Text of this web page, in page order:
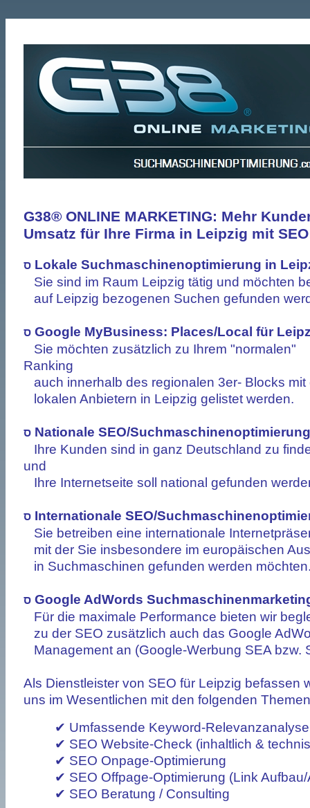
G38® ONLINE MARKETING: Mehr
Umsatz für Ihre Firma in Leipzig mit
ס Lokale Suchmaschinenoptimierung in
Sie sind im Raum Leipzig tätig und möchten
auf Leipzig bezogenen Suchen gefunden
ס Google MyBusiness: Places/Local für
Sie möchten zusätzlich zu Ihrem "normalen"
Ranking
auch innerhalb des regionalen 3er- Blocks mit
lokalen Anbietern in Leipzig gelistet werden.
ס Nationale SEO/Suchmaschinenoptimierung
Ihre Kunden sind in ganz Deutschland zu
und
Ihre Internetseite soll national gefunden
ס Internationale SEO/
Sie betreiben eine internationale
mit der Sie insbesondere im europäischen
in Suchmaschinen gefunden werden
ס Google AdWords
Für die maximale Performance bieten wir
zu der SEO zusätzlich auch das Google
Management an (Google-Werbung SEA bzw.
Als Dienstleister von SEO für Leipzig befassen
uns im Wesentlichen mit den folgenden
✔ Umfassende Keyword-Relevanzanalyse
✔ SEO Website-Check (inhaltlich &
✔ SEO Onpage-Optimierung
✔ SEO Offpage-Optimierung (Link Aufbau/
✔ SEO Beratung / Consulting